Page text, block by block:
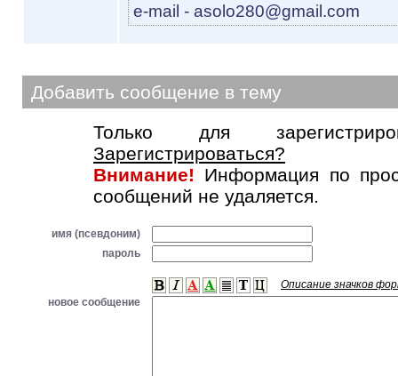
e-mail - asоlo280@gmail.com
Добавить сообщение в тему
Только для
Зарегистрироваться?
Внимание! Информация по
сообщений не удаляется.
имя (псевдоним)
пароль
Описание значков
новое сообщение